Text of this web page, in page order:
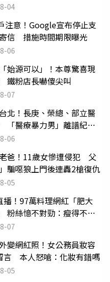
04
注意！Google宣布停止支
信 措施時間期限曝光
06
始源可以」！本尊驚喜現
鐵粉店長嚇傻尖叫
07
北！長庚、榮總、部立醫
「醫療暴力男」離譜紀錄
06
爸！11歲女慘遭侵犯 父
」騙噁狼上門後連轟2槍復仇
05
播！97萬料理網紅「肥大
絲憶不對勁：瘦得不合
07
變網紅照！女公務員妝容
言 本人怒嗆：化妝有錯嗎
05